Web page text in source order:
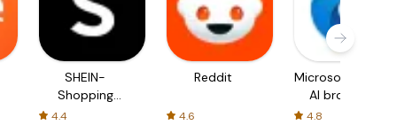
SHEIN-
Shopping
4.4
Reddit
4.6
Microsoft Edge:
AI browser
4.8